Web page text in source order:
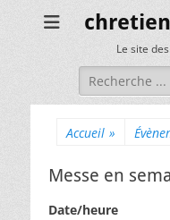
Le site
Rechercher :
Accueil »
Messe en
Date/heure